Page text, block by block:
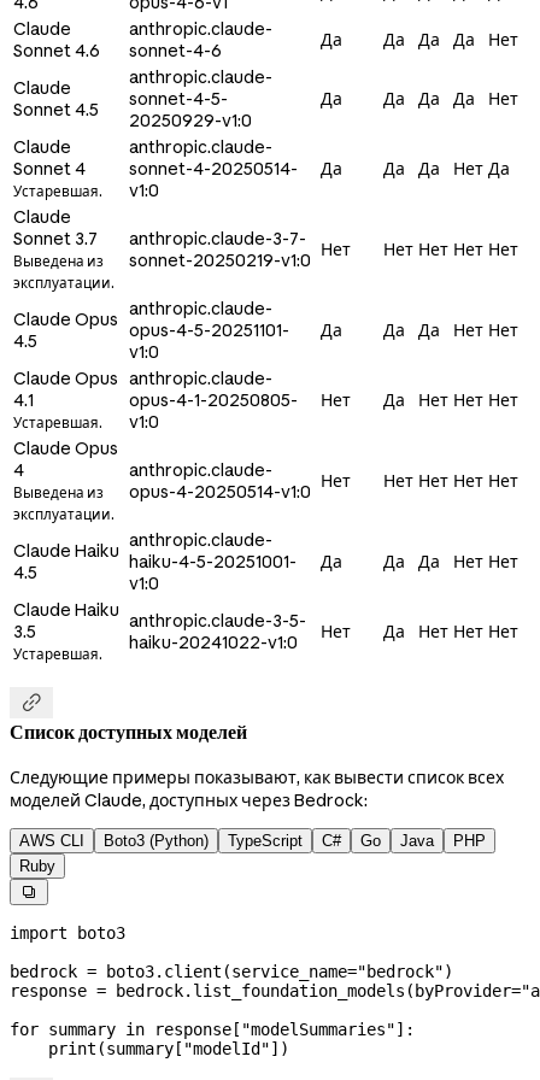
Claude
Sonnet 4.6
anthropic.claude-
sonnet-4-6
Да Да Да Да Нет
Claude
Sonnet 4.5
anthropic.claude-
sonnet-4-5-
20250929-v1:0
Да Да Да Да Нет
Claude
Sonnet 4
Устаревшая.
anthropic.claude-
sonnet-4-20250514-
v1:0
Да Да Да Нет Да
Claude
Sonnet 3.7
Выведена из
эксплуатации.
anthropic.claude-3-7-
sonnet-20250219-v1:0 Нет Нет Нет Нет Нет
Claude Opus
4.5
anthropic.claude-
opus-4-5-20251101-
v1:0
Да Да Да Нет Нет
Claude Opus
4.1
Устаревшая.
anthropic.claude-
opus-4-1-20250805-
v1:0
Нет Да Нет Нет Нет
Claude Opus
4
Выведена из
эксплуатации.
anthropic.claude-
opus-4-20250514-v1:0 Нет Нет Нет Нет Нет
Claude Haiku
4.5
anthropic.claude-
haiku-4-5-20251001-
v1:0
Да Да Да Нет Нет
Claude Haiku
3.5
Устаревшая.
anthropic.claude-3-5-
haiku-20241022-v1:0
Нет Да Нет Нет Нет

Список доступных моделей
Следующие примеры показывают, как вывести список всех
моделей Claude, доступных через Bedrock:
AWS CLI Boto3 (Python) TypeScript C# Go Java
PHP
Ruby

import boto3
bedrock = boto3.client(service_name="bedrock")
response = bedrock.list_foundation_models( byProvider=
for summary in response[ "modelSummaries"]:
    print
(summary[ "modelId"])